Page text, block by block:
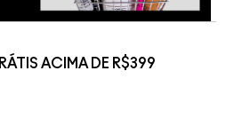
ACIMA DE R$399